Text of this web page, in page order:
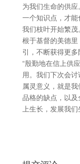
为我们生命的供
一个知识点，才
我们枝叶开始繁
根于基督的美德
引，不断获得更多
“殷勤地在信上供
用。我们下次会讨
属灵意义，就是
品格的缺点，以
上生长，发展我们